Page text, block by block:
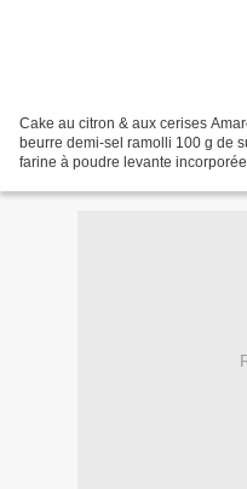
Cake au citron & aux cerises
beurre demi-sel ramolli 100 g de
farine à poudre levante